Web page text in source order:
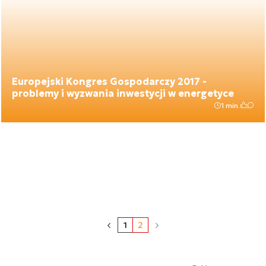
Europejski Kongres Gospodarczy 2017 -
problemy i wyzwania inwestycji w energetyce
1 min.
1 2